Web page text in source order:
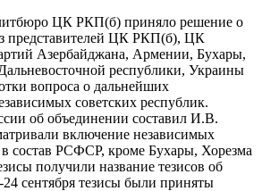
ЦК РКП(б) приняло решение о
представителей ЦК РКП(б), ЦК
Азербайджана, Армении, Бухары,
республики, Украины
вопроса о дальнейших
советских республик.
об объединении составил И.В.
включение независимых
в состав РСФСР, кроме Бухары, Хорезма
получили название тезисов об
сентября тезисы были приняты